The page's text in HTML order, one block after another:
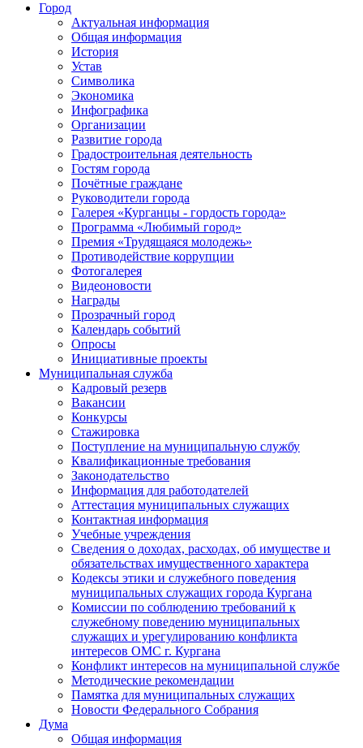
Город
Актуальная информация
Общая информация
История
Устав
Символика
Экономика
Инфографика
Организации
Развитие города
Градостроительная деятельность
Гостям города
Почётные граждане
Руководители города
Галерея «Курганцы - гордость города»
Программа «Любимый город»
Премия «Трудящаяся молодежь»
Противодействие коррупции
Фотогалерея
Видеоновости
Награды
Прозрачный город
Календарь событий
Опросы
Инициативные проекты
Муниципальная служба
Кадровый резерв
Вакансии
Конкурсы
Стажировка
Поступление на муниципальную службу
Квалификационные требования
Законодательство
Информация для работодателей
Аттестация муниципальных служащих
Контактная информация
Учебные учреждения
Сведения о доходах, расходах, об имуществе и
обязательствах имущественного характера
Кодексы этики и служебного поведения
муниципальных служащих города Кургана
Комиссии по соблюдению требований к
служебному поведению муниципальных
служащих и урегулированию конфликта
интересов ОМС г. Кургана
Конфликт интересов на муниципальной службе
Методические рекомендации
Памятка для муниципальных служащих
Новости Федерального Cобрания
Дума
Общая информация